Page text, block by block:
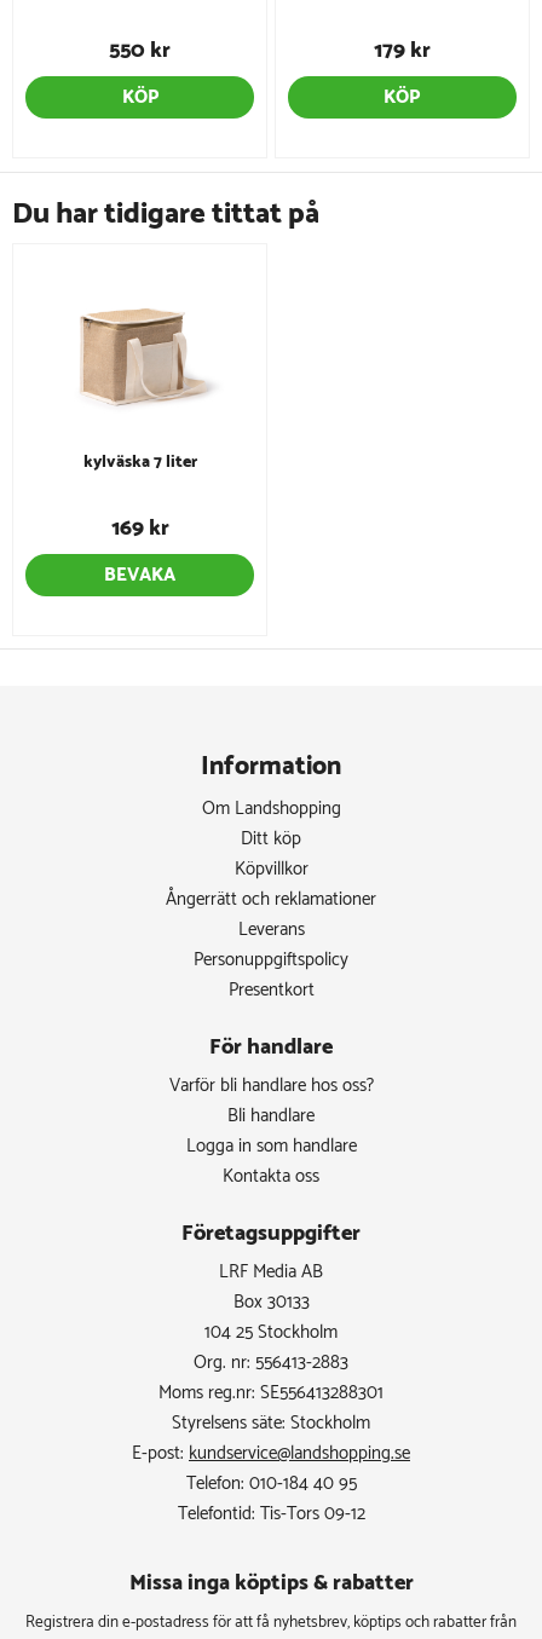
550 kr
KÖP
179 kr
KÖP
Du har tidigare tittat på
kylväska 7 liter
169 kr
BEVAKA
Information
Om Landshopping
Ditt köp
Köpvillkor
Ångerrätt och reklamationer
Leverans
Personuppgiftspolicy
Presentkort
För handlare
Varför bli handlare hos oss?
Bli handlare
Logga in som handlare
Kontakta oss
Företagsuppgifter
LRF Media AB
Box 30133
104 25 Stockholm
Org. nr: 556413-2883
Moms reg.nr: SE556413288301
Styrelsens säte: Stockholm
E-post: kundservice@landshopping.se
Telefon: 010-184 40 95
Telefontid: Tis-Tors 09-12
Missa inga köptips & rabatter​
Registrera din e-postadress för att få nyhetsbrev, köptips och rabatter från